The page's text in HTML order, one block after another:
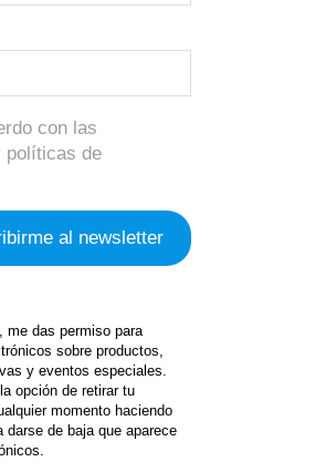
con las
políticas de
me das permiso para
sobre productos,
y eventos especiales.
opción de retirar tu
momento haciendo
darse de baja que aparece